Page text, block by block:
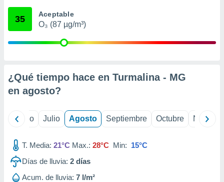
mediante
publicidad
1199
35 Aceptable
O₃ (87 µg/m³)
¿Qué tiempo hace en Turmalina - MG
en agosto?
Junio Julio Agosto Septiembre Octubre
T. Media: 21°C Max.: 28°C Min: 15°C
Días de lluvia: 2 días
Acum. de lluvia: 7 l/m²